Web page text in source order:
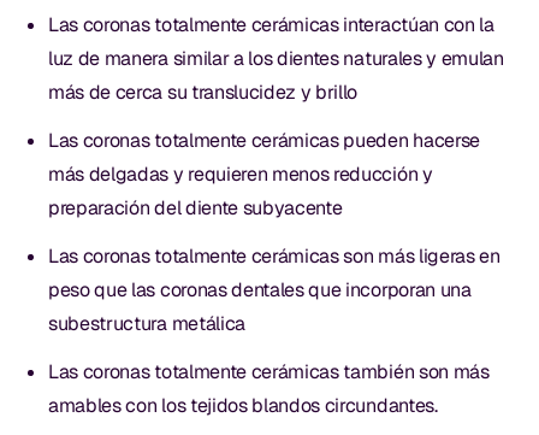
Las coronas totalmente cerámicas interactúan con la
luz de manera similar a los dientes naturales y emulan
más de cerca su translucidez y brillo
Las coronas totalmente cerámicas pueden hacerse
más delgadas y requieren menos reducción y
preparación del diente subyacente
Las coronas totalmente cerámicas son más ligeras en
peso que las coronas dentales que incorporan una
subestructura metálica
Las coronas totalmente cerámicas también son más
amables con los tejidos blandos circundantes.